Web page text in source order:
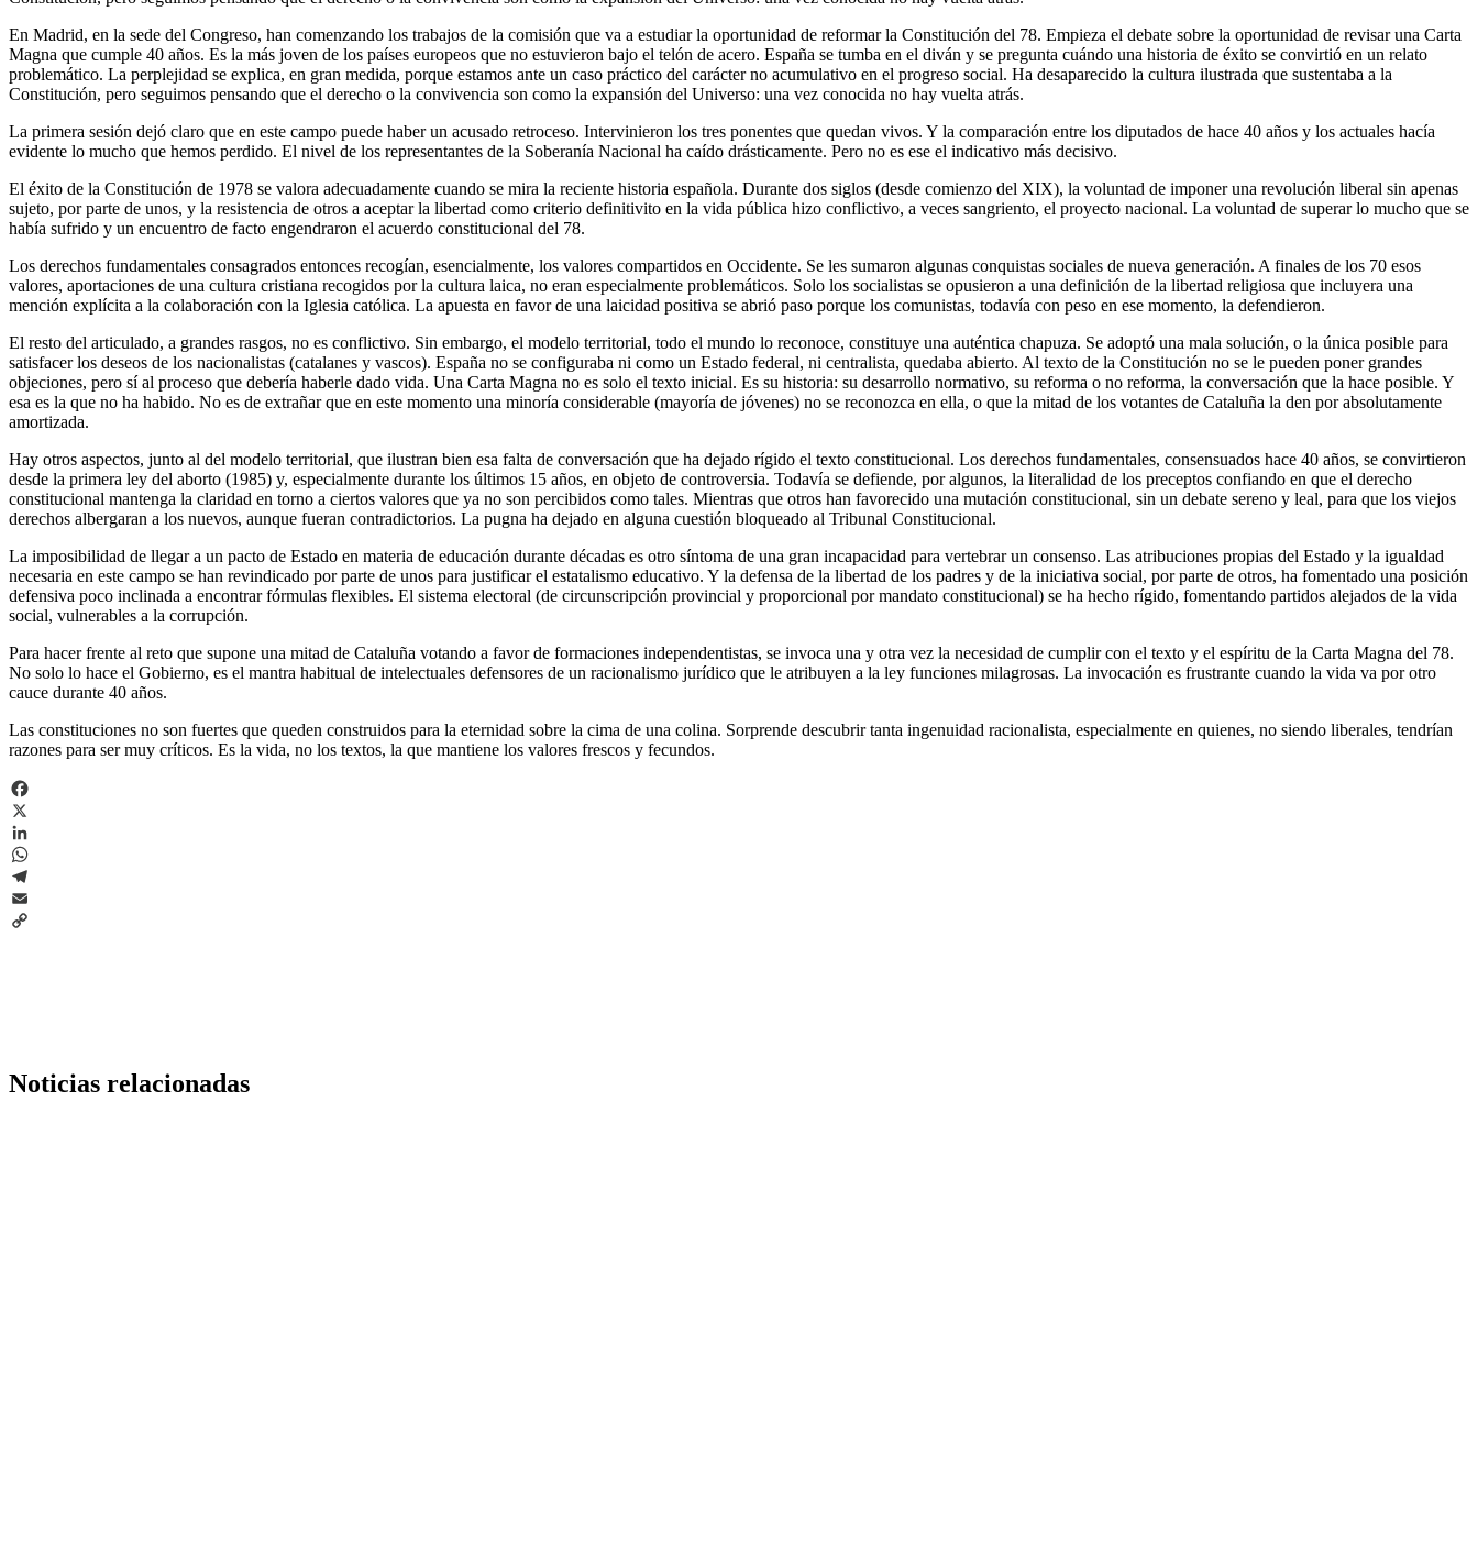
En Madrid, en la sede del Congreso, han comenzando los trabajos de la comisión que va a estudiar la oportunidad de reformar la Constitución del 78. Empieza el debate sobre la oportunidad de revisar una Carta
Magna que cumple 40 años. Es la más joven de los países europeos que no estuvieron bajo el telón de acero. España se tumba en el diván y se pregunta cuándo una historia de éxito se convirtió en un relato
problemático. La perplejidad se explica, en gran medida, porque estamos ante un caso práctico del carácter no acumulativo en el progreso social. Ha desaparecido la cultura ilustrada que sustentaba a la
Constitución, pero seguimos pensando que el derecho o la convivencia son como la expansión del Universo: una vez conocida no hay vuelta atrás.
La primera sesión dejó claro que en este campo puede haber un acusado retroceso. Intervinieron los tres ponentes que quedan vivos. Y la comparación entre los diputados de hace 40 años y los actuales hacía
evidente lo mucho que hemos perdido. El nivel de los representantes de la Soberanía Nacional ha caído drásticamente. Pero no es ese el indicativo más decisivo.
El éxito de la Constitución de 1978 se valora adecuadamente cuando se mira la reciente historia española. Durante dos siglos (desde comienzo del XIX), la voluntad de imponer una revolución liberal sin apenas
sujeto, por parte de unos, y la resistencia de otros a aceptar la libertad como criterio definitivito en la vida pública hizo conflictivo, a veces sangriento, el proyecto nacional. La voluntad de superar lo mucho que se
había sufrido y un encuentro de facto engendraron el acuerdo constitucional del 78.
Los derechos fundamentales consagrados entonces recogían, esencialmente, los valores compartidos en Occidente. Se les sumaron algunas conquistas sociales de nueva generación. A finales de los 70 esos
valores, aportaciones de una cultura cristiana recogidos por la cultura laica, no eran especialmente problemáticos. Solo los socialistas se opusieron a una definición de la libertad religiosa que incluyera una
mención explícita a la colaboración con la Iglesia católica. La apuesta en favor de una laicidad positiva se abrió paso porque los comunistas, todavía con peso en ese momento, la defendieron.
El resto del articulado, a grandes rasgos, no es conflictivo. Sin embargo, el modelo territorial, todo el mundo lo reconoce, constituye una auténtica chapuza. Se adoptó una mala solución, o la única posible para
satisfacer los deseos de los nacionalistas (catalanes y vascos). España no se configuraba ni como un Estado federal, ni centralista, quedaba abierto. Al texto de la Constitución no se le pueden poner grandes
objeciones, pero sí al proceso que debería haberle dado vida. Una Carta Magna no es solo el texto inicial. Es su historia: su desarrollo normativo, su reforma o no reforma, la conversación que la hace posible. Y
esa es la que no ha habido. No es de extrañar que en este momento una minoría considerable (mayoría de jóvenes) no se reconozca en ella, o que la mitad de los votantes de Cataluña la den por absolutamente
amortizada.
Hay otros aspectos, junto al del modelo territorial, que ilustran bien esa falta de conversación que ha dejado rígido el texto constitucional. Los derechos fundamentales, consensuados hace 40 años, se convirtieron
desde la primera ley del aborto (1985) y, especialmente durante los últimos 15 años, en objeto de controversia. Todavía se defiende, por algunos, la literalidad de los preceptos confiando en que el derecho
constitucional mantenga la claridad en torno a ciertos valores que ya no son percibidos como tales. Mientras que otros han favorecido una mutación constitucional, sin un debate sereno y leal, para que los viejos
derechos albergaran a los nuevos, aunque fueran contradictorios. La pugna ha dejado en alguna cuestión bloqueado al Tribunal Constitucional.
La imposibilidad de llegar a un pacto de Estado en materia de educación durante décadas es otro síntoma de una gran incapacidad para vertebrar un consenso. Las atribuciones propias del Estado y la igualdad
necesaria en este campo se han revindicado por parte de unos para justificar el estatalismo educativo. Y la defensa de la libertad de los padres y de la iniciativa social, por parte de otros, ha fomentado una posición
defensiva poco inclinada a encontrar fórmulas flexibles. El sistema electoral (de circunscripción provincial y proporcional por mandato constitucional) se ha hecho rígido, fomentando partidos alejados de la vida
social, vulnerables a la corrupción.
Para hacer frente al reto que supone una mitad de Cataluña votando a favor de formaciones independentistas, se invoca una y otra vez la necesidad de cumplir con el texto y el espíritu de la Carta Magna del 78.
No solo lo hace el Gobierno, es el mantra habitual de intelectuales defensores de un racionalismo jurídico que le atribuyen a la ley funciones milagrosas. La invocación es frustrante cuando la vida va por otro
cauce durante 40 años.
Las constituciones no son fuertes que queden construidos para la eternidad sobre la cima de una colina. Sorprende descubrir tanta ingenuidad racionalista, especialmente en quienes, no siendo liberales, tendrían
razones para ser muy críticos. Es la vida, no los textos, la que mantiene los valores frescos y fecundos.
Facebook
X
LinkedIn
WhatsApp
Telegram
Email
Noticias relacionadas